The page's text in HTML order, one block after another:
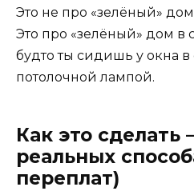
Это не про «зелёный»
Это про «зелёный» дом
будто ты сидишь у окна в
потолочной лампой.
Как это сделать
реальных
переплат)